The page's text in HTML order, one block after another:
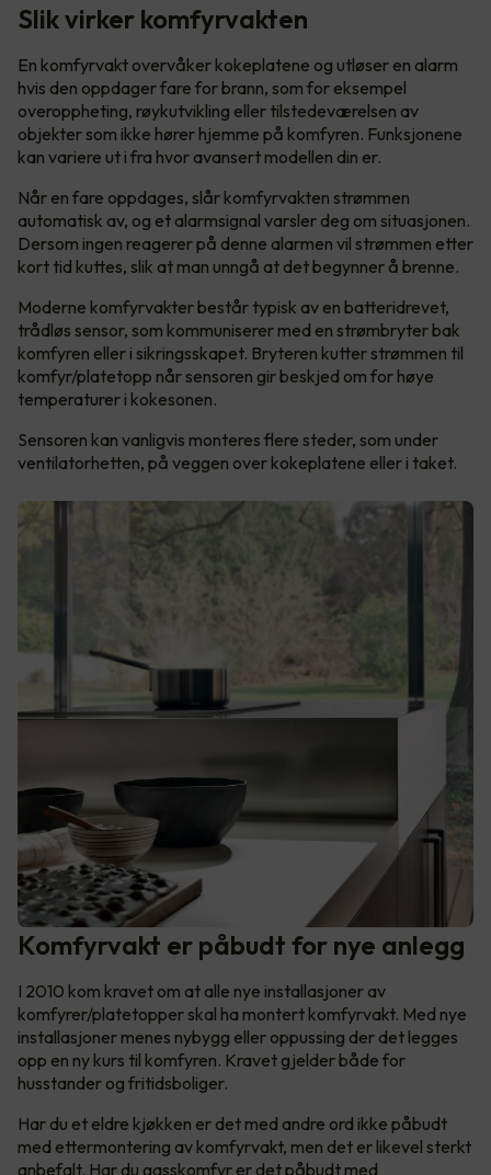
Slik virker komfyrvakten
En komfyrvakt overvåker kokeplatene og utløser en alarm
hvis den oppdager fare for brann, som for eksempel
overoppheting, røykutvikling eller tilstedeværelsen av
objekter som ikke hører hjemme på komfyren. Funksjonene
kan variere ut i fra hvor avansert modellen din er.
Når en fare oppdages, slår komfyrvakten strømmen
automatisk av, og et alarmsignal varsler deg om situasjonen.
Dersom ingen reagerer på denne alarmen vil strømmen etter
kort tid kuttes, slik at man unngå at det begynner å brenne.
Moderne komfyrvakter består typisk av en batteridrevet,
trådløs sensor, som kommuniserer med en strømbryter bak
komfyren eller i sikringsskapet. Bryteren kutter strømmen til
komfyr/platetopp når sensoren gir beskjed om for høye
temperaturer i kokesonen.
Sensoren kan vanligvis monteres flere steder, som under
ventilatorhetten, på veggen over kokeplatene eller i taket.
Komfyrvakt er påbudt for nye anlegg
I 2010 kom kravet om at alle nye installasjoner av
komfyrer/platetopper skal ha montert komfyrvakt. Med nye
installasjoner menes nybygg eller oppussing der det legges
opp en ny kurs til komfyren. Kravet gjelder både for
husstander og fritidsboliger.
Har du et eldre kjøkken er det med andre ord ikke påbudt
med ettermontering av komfyrvakt, men det er likevel sterkt
anbefalt. Har du gasskomfyr er det påbudt med